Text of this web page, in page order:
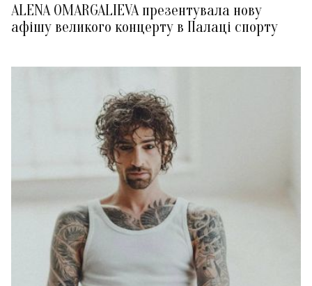
ALENA OMARGALIEVA презентувала нову
афішу великого концерту в Палаці спорту